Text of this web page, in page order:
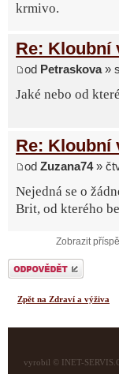
krmivo.
Re: Kloubní
od Petraskova»
Jaké nebo od
Re: Kloubní
od Zuzana74»
Nejedná se o
Brit, od kterého
Zobrazit
Odeslat odpověď
Zpět na Zdraví a výživa
vyrobil © INET-